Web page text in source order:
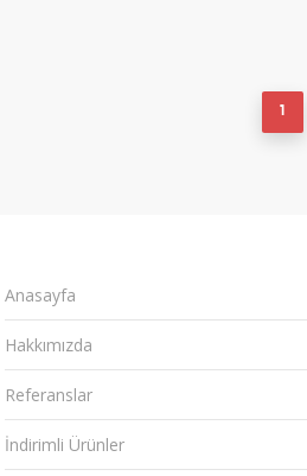
1
Anasayfa
Hakkımızda
Referanslar
İndirimli Ürünler